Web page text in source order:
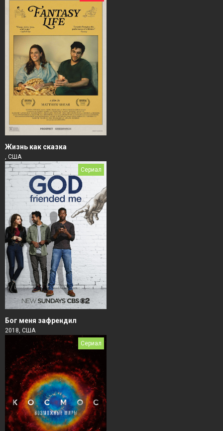
Жизнь как сказка
, США
Сериал
Бог меня зафрендил
2018, США
Сериал